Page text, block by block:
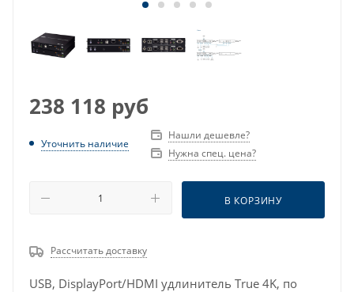
238 118 руб
Уточнить наличие
Нашли дешевле?
Нужна спец. цена?
В КОРЗИНУ
Рассчитать доставку
USB, DisplayPort/HDMI удлинитель True 4K, по